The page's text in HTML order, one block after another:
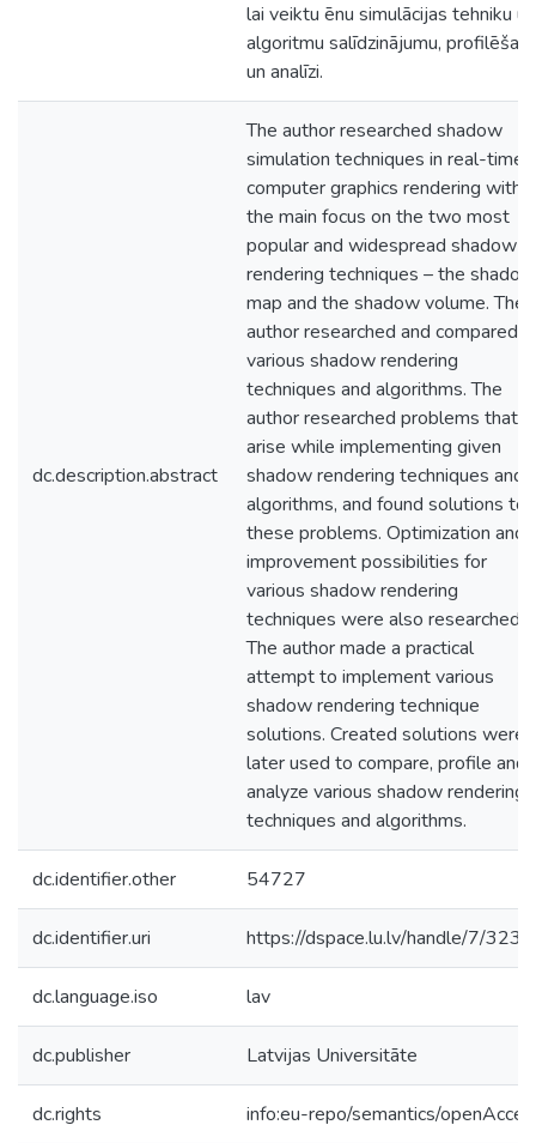
lai veiktu ēnu simulācijas tehniku un
algoritmu salīdzinājumu,
un analīzi.
dc.description.abstract
The author researched shadow
simulation techniques in real-time
computer graphics rendering with
the main focus on the two most
popular and widespread shadow
rendering techniques – the shadow
map and the shadow volume. The
author researched and compared
various shadow rendering
techniques and algorithms. The
author researched problems that
arise while implementing given
shadow rendering techniques and
algorithms, and found solutions to
these problems. Optimization and
improvement possibilities for
various shadow rendering
techniques were also researched.
The author made a practical
attempt to implement various
shadow rendering technique
solutions. Created solutions were
later used to compare, profile and
analyze various shadow rendering
techniques and algorithms.
dc.identifier.other 54727
dc.identifier.uri https://dspace.lu.lv/handle/7/
dc.language.iso lav
dc.publisher Latvijas Universitāte
dc.rights info:eu-repo/semantics/